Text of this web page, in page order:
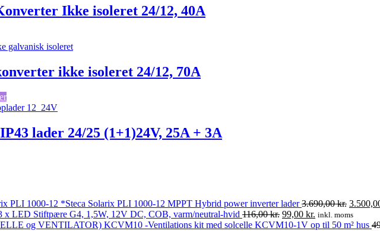
Ikke isoleret 24/12, 40A
ikke isoleret 24/12, 70A
Dette
vare
flere
varianter.lader 24/25 (1+1)24V, 25A + 3A
*Steca Solarix PLI 1000-12 MPPT Hybrid power inverter lader 3.690,00kr. Den
pris
x LED Stiftpære G4, 1,5W, 12V DC, COB, varm/neutral-hvid 116,00kr. Den
oprindelige
99,00 kr. Den
aktuelle
inkl. moms
-Ventilations kit med solcelle KCVM10-1V op til 50 m² hus